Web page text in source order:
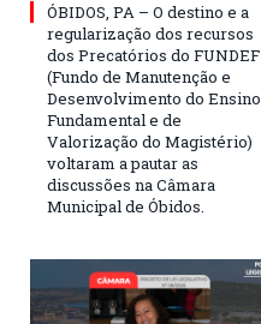
ÓBIDOS, PA – O destino e a
regularização dos recursos
dos Precatórios do FUNDEF
(Fundo de Manutenção e
Desenvolvimento do Ensino
Fundamental e de
Valorização do Magistério)
voltaram a pautar as
discussões na Câmara
Municipal de Óbidos.